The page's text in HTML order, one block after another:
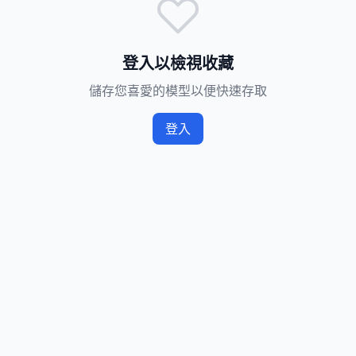
登入以檢視收藏
儲存您喜愛的模型以便快速存取
登入